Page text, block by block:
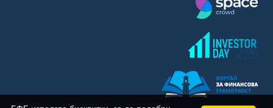
Capital One Financial Corp. (CFX)